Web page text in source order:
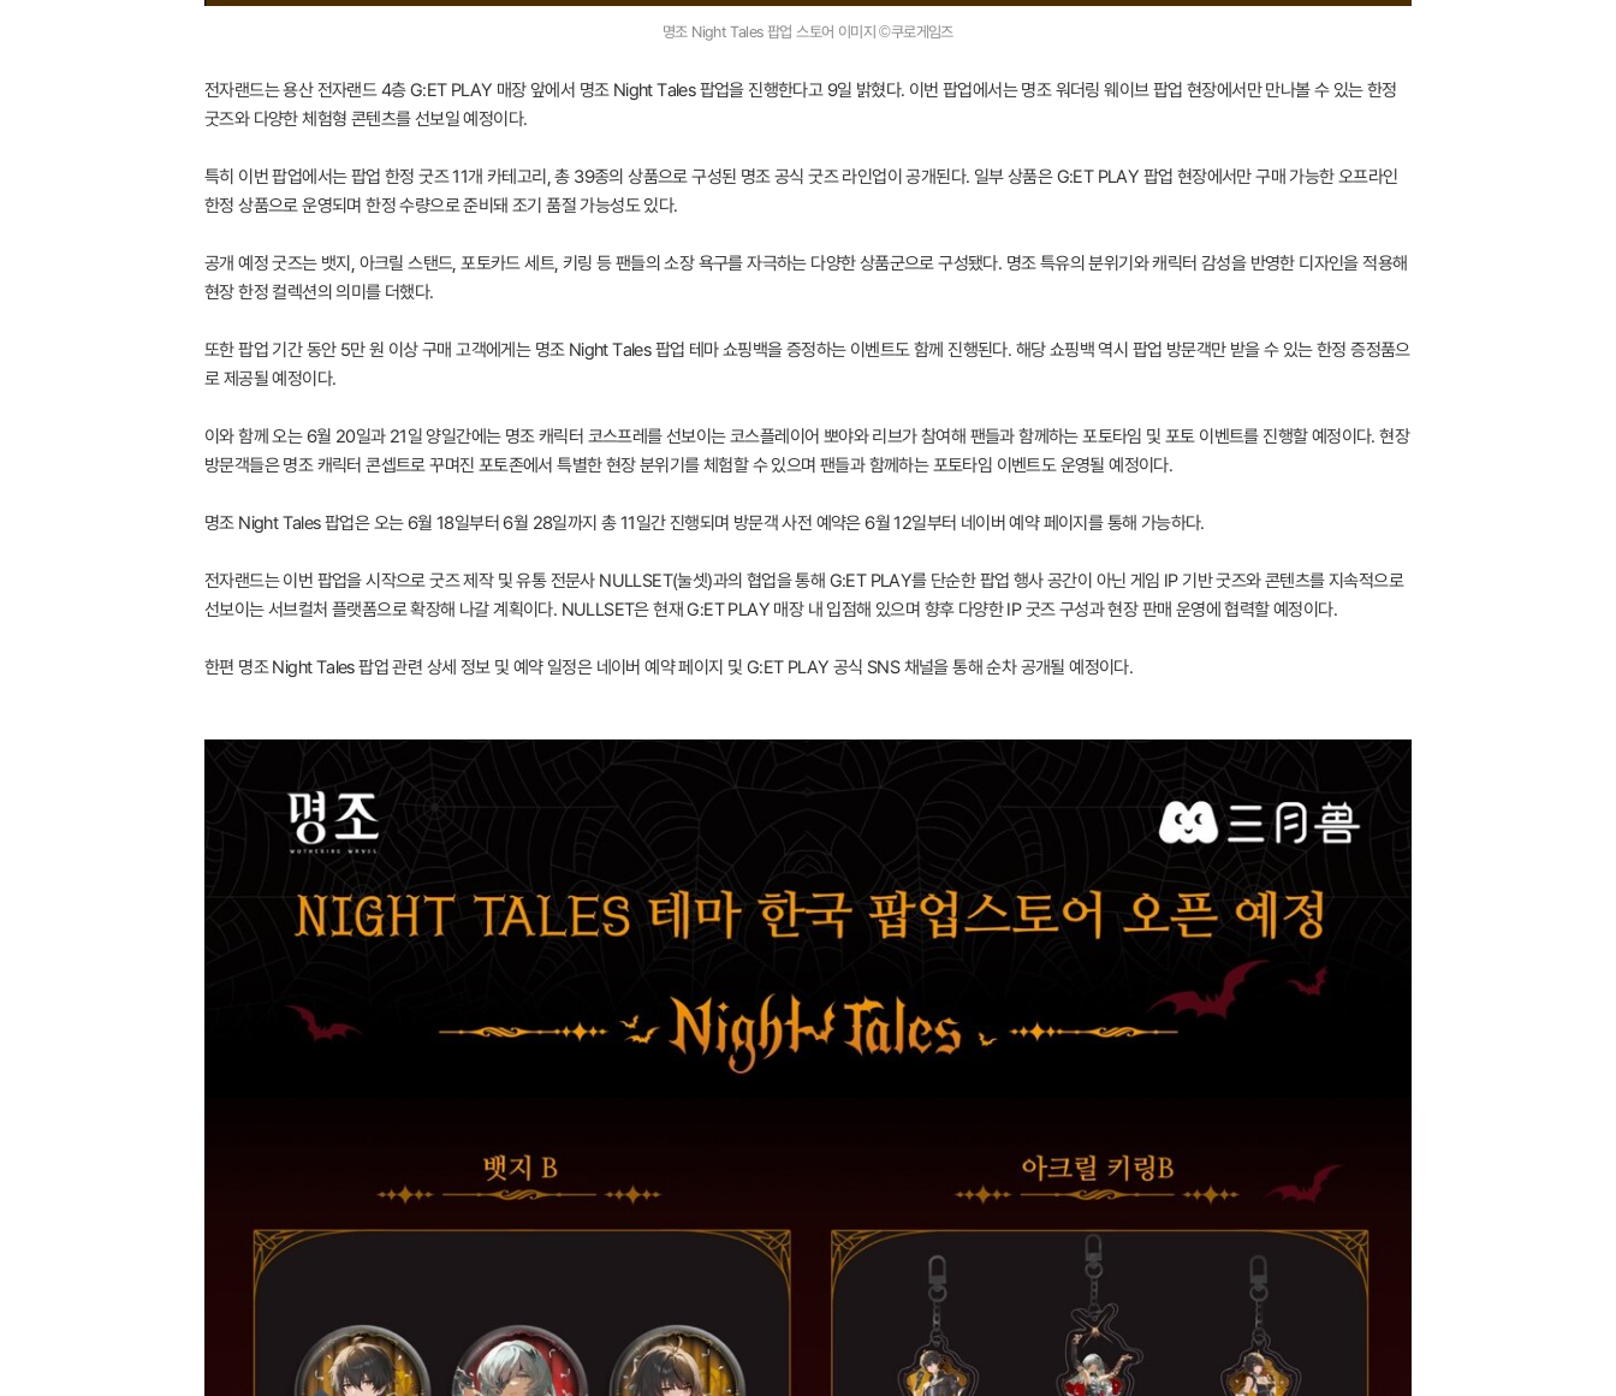
명조 Night Tales 팝업 스토어 이미지 ©쿠로게임즈
전자랜드는 용산 전자랜드 4층 G:ET PLAY 매장 앞에서 명조 Night Tales 팝업을 진행한다고 9일 밝혔다. 이번 팝업에서는 명조 워더링 웨이브 팝업 현장에서만 만나볼 수 있는 한정
굿즈와 다양한 체험형 콘텐츠를 선보일 예정이다.
특히 이번 팝업에서는 팝업 한정 굿즈 11개 카테고리, 총 39종의 상품으로 구성된 명조 공식 굿즈 라인업이 공개된다. 일부 상품은 G:ET PLAY 팝업 현장에서만 구매 가능한 오프라인
한정 상품으로 운영되며 한정 수량으로 준비돼 조기 품절 가능성도 있다.
공개 예정 굿즈는 뱃지, 아크릴 스탠드, 포토카드 세트, 키링 등 팬들의 소장 욕구를 자극하는 다양한 상품군으로 구성됐다. 명조 특유의 분위기와 캐릭터 감성을 반영한 디자인을 적용해
현장 한정 컬렉션의 의미를 더했다.
또한 팝업 기간 동안 5만 원 이상 구매 고객에게는 명조 Night Tales 팝업 테마 쇼핑백을 증정하는 이벤트도 함께 진행된다. 해당 쇼핑백 역시 팝업 방문객만 받을 수 있는 한정 증정품으
로 제공될 예정이다.
이와 함께 오는 6월 20일과 21일 양일간에는 명조 캐릭터 코스프레를 선보이는 코스플레이어 뽀야와 리브가 참여해 팬들과 함께하는 포토타임 및 포토 이벤트를 진행할 예정이다. 현장
방문객들은 명조 캐릭터 콘셉트로 꾸며진 포토존에서 특별한 현장 분위기를 체험할 수 있으며 팬들과 함께하는 포토타임 이벤트도 운영될 예정이다.
명조 Night Tales 팝업은 오는 6월 18일부터 6월 28일까지 총 11일간 진행되며 방문객 사전 예약은 6월 12일부터 네이버 예약 페이지를 통해 가능하다.
전자랜드는 이번 팝업을 시작으로 굿즈 제작 및 유통 전문사 NULLSET(눌셋)과의 협업을 통해 G:ET PLAY를 단순한 팝업 행사 공간이 아닌 게임 IP 기반 굿즈와 콘텐츠를 지속적으로
선보이는 서브컬처 플랫폼으로 확장해 나갈 계획이다. NULLSET은 현재 G:ET PLAY 매장 내 입점해 있으며 향후 다양한 IP 굿즈 구성과 현장 판매 운영에 협력할 예정이다.
한편 명조 Night Tales 팝업 관련 상세 정보 및 예약 일정은 네이버 예약 페이지 및 G:ET PLAY 공식 SNS 채널을 통해 순차 공개될 예정이다.